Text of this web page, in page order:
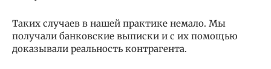
Таких случаев в нашей практике немало. Мы
получали банковские выписки и с их помощью
доказывали реальность контрагента.